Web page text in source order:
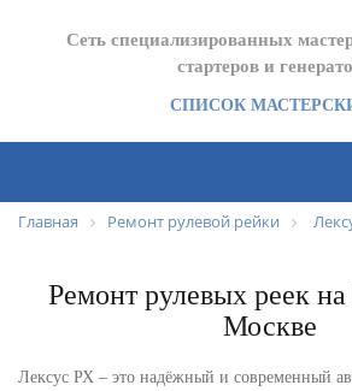
Сеть специализированных
стартеров и
СПИСОК
Главная Ремонт рулевой рейки
Ремонт рулевых реек
Москве
Лексус РХ – это надёжный и современный